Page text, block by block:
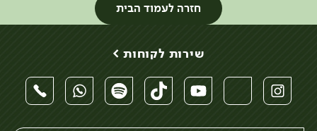
חזרה לעמוד הבית
שירות לקוחות >